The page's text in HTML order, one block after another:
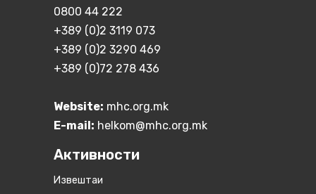
0800 44 222
+389 (0)2 3119 073
+389 (0)2 3290 469
+389 (0)72 278 436
Website: mhc.org.mk
E-mail: helkom@mhc.org.mk
Активности
Извештаи